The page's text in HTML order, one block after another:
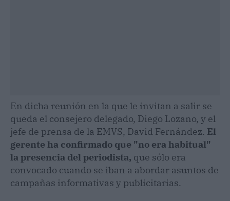
En dicha reunión en la que le invitan a salir se
queda el consejero delegado, Diego Lozano, y el
jefe de prensa de la EMVS, David Fernández. El
gerente ha confirmado que "no era habitual"
la presencia del periodista, que sólo era
convocado cuando se iban a abordar asuntos de
campañas informativas y publicitarias.